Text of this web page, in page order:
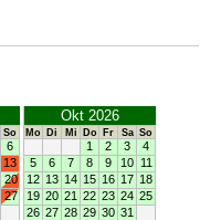
So
6
13
20
27
Okt 2026
Mo Di Mi Do Fr Sa So
1 2 3
4
5
6 7 8 9 10 11
12 13 14 15 16 17 18
19 20 21 22 23 24 25
26 27 28 29 30 31